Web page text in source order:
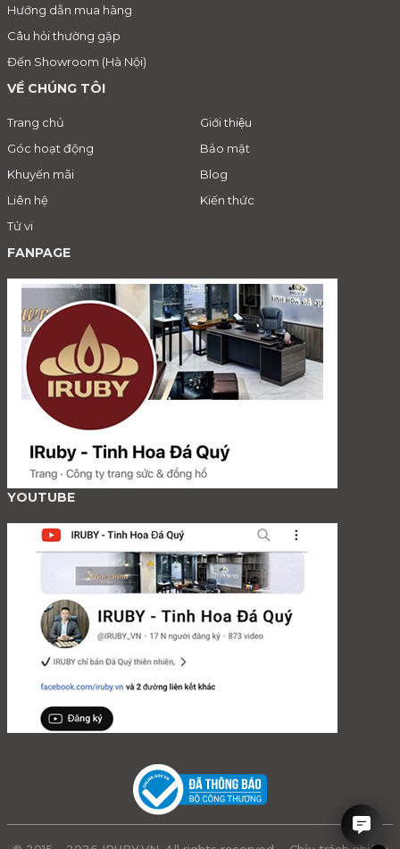
Hướng dẫn mua hàng
Câu hỏi thường gặp
Đến Showroom (Hà Nội)
VỀ CHÚNG TÔI
Trang chủ
Giới thiệu
Góc hoạt động
Bảo mật
Khuyến mãi
Blog
Liên hệ
Kiến thức
Tử vi
FANPAGE
YOUTUBE